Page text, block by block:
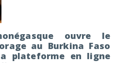
ouvre le
au Burkina Faso
plateforme en ligne